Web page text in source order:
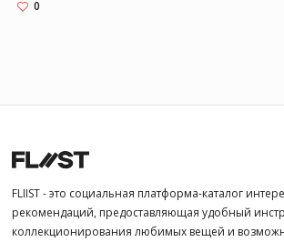
0
FLIIST - это социальная платформа-каталог
рекомендаций, предоставляющая удобный
коллекционирования любимых вещей и